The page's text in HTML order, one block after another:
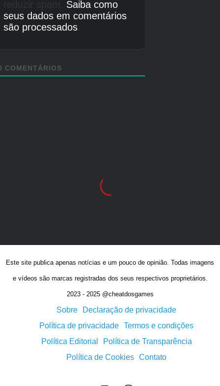
Este site publica apenas notícias e um pouco de opinião. Todas imagens
e vídeos são marcas registradas dos seus respectivos proprietários.
2023 - 2025 @cheatdosgames
Sobre
Declaração de privacidade
Política de privacidade Termos e condições
Política Editorial
Política de Transparência
Política de Cookies Contato